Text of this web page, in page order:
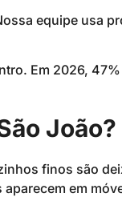
equipe usa
Em 2026,
João?
finos são
em